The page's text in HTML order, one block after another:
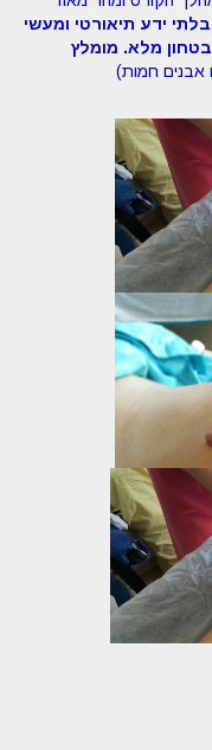
ידע תיאורטי ומעשי
מלא. מומלץ
אבנים חמות)